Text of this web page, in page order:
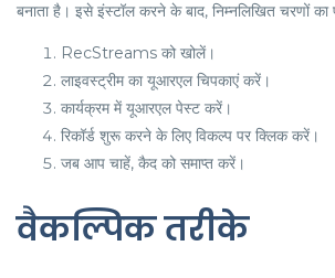
बनाता है। इसे इंस्टॉल करने के बाद, निम्नलिखित चरणों का
RecStreams को खोलें।
लाइवस्ट्रीम का यूआरएल चिपकाएं करें।
कार्यक्रम में यूआरएल पेस्ट करें।
रिकॉर्ड शुरू करने के लिए विकल्प पर क्लिक करें।
जब आप चाहें, कैद को समाप्त करें।
वैकल्पिक तरीके